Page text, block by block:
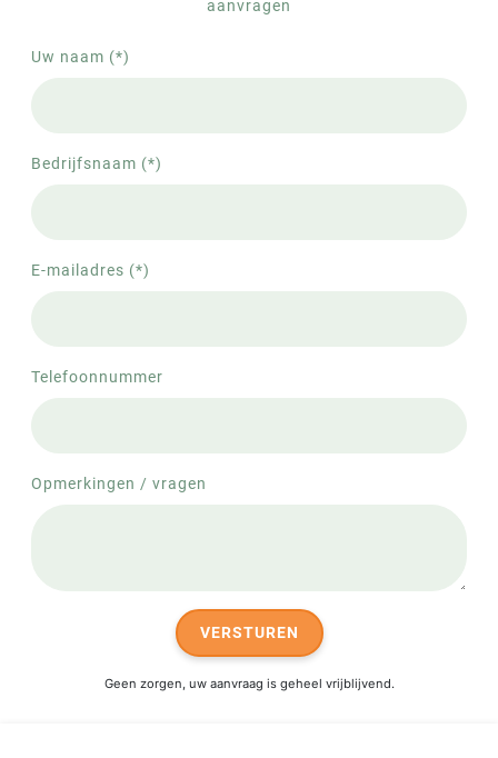
aanvragen
Uw naam (*)
Bedrijfsnaam (*)
E-mailadres (*)
Telefoonnummer
Opmerkingen / vragen
VERSTUREN
Geen zorgen, uw aanvraag is geheel vrijblijvend.